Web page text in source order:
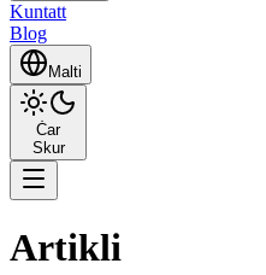
Kuntatt
Blog
Malti
Ċar
Skur
Artikli